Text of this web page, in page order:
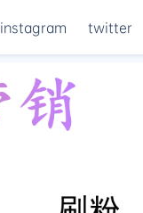
instagram twitter